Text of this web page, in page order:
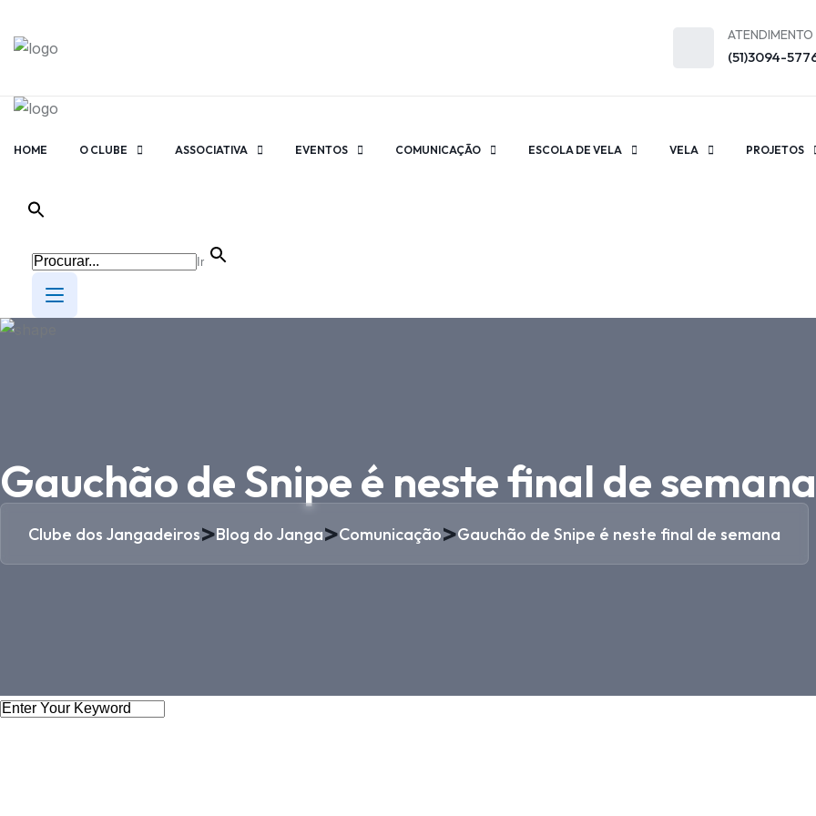
ATENDIMENTO
(51)3094-
HOME O CLUBE ASSOCIATIVA EVENTOS COMUNICAÇÃO ESCOLA DE VELA VELA PROJETOS
Ir
Gauchão de Snipe é neste final de semana
Clube dos Jangadeiros>Blog do Janga>Comunicação>Gauchão de Snipe é neste final de semana